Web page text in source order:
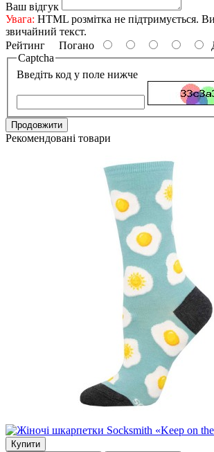
Ваш відгук
Увага: HTML розмітка не підтримується.
звичайний текст.
Рейтинг Погано
Captcha
Введіть код у поле нижче
Продовжити
Рекомендовані товари
Купити